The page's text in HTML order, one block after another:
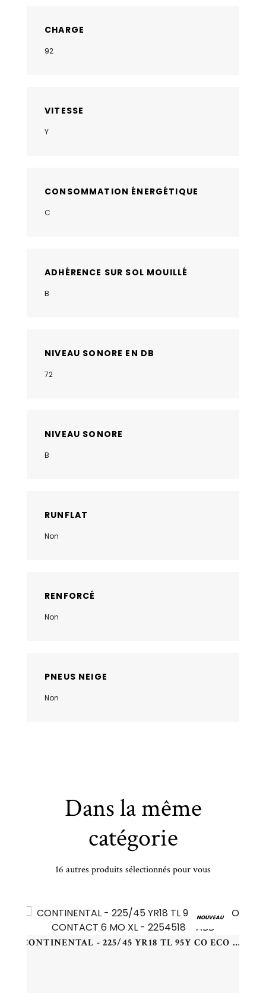
CHARGE
92
VITESSE
Y
CONSOMMATION ÉNERGÉTIQUE
C
ADHÉRENCE SUR SOL MOUILLÉ
B
NIVEAU SONORE EN DB
72
NIVEAU SONORE
B
RUNFLAT
Non
RENFORCÉ
Non
PNEUS NEIGE
Non
Dans la même
catégorie
16 autres produits sélectionnés pour vous
NOUVEAU
CONTINENTAL - 225/45 YR18 TL 95Y CO ECO CONTACT 6 MO XL - 2254518 - ABB